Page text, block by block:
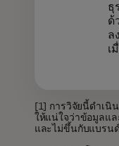
ธุ
ด้
ล
เ
[1] การวิจัยนี้ดำเนิ
ให้แน่ใจว่าข้อมูลแ
และไม่ขึ้นกับแบรนด์